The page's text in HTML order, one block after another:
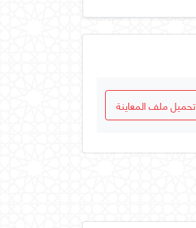
تحميل ملف المعاينة